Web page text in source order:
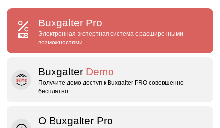
Buxgalter Pro
Электронная экспертная система с расширенными
возможностями
Buxgalter Demo
Получите демо‑доступ к Buxgalter PRO совершенно
бесплатно
О Buxgalter Pro